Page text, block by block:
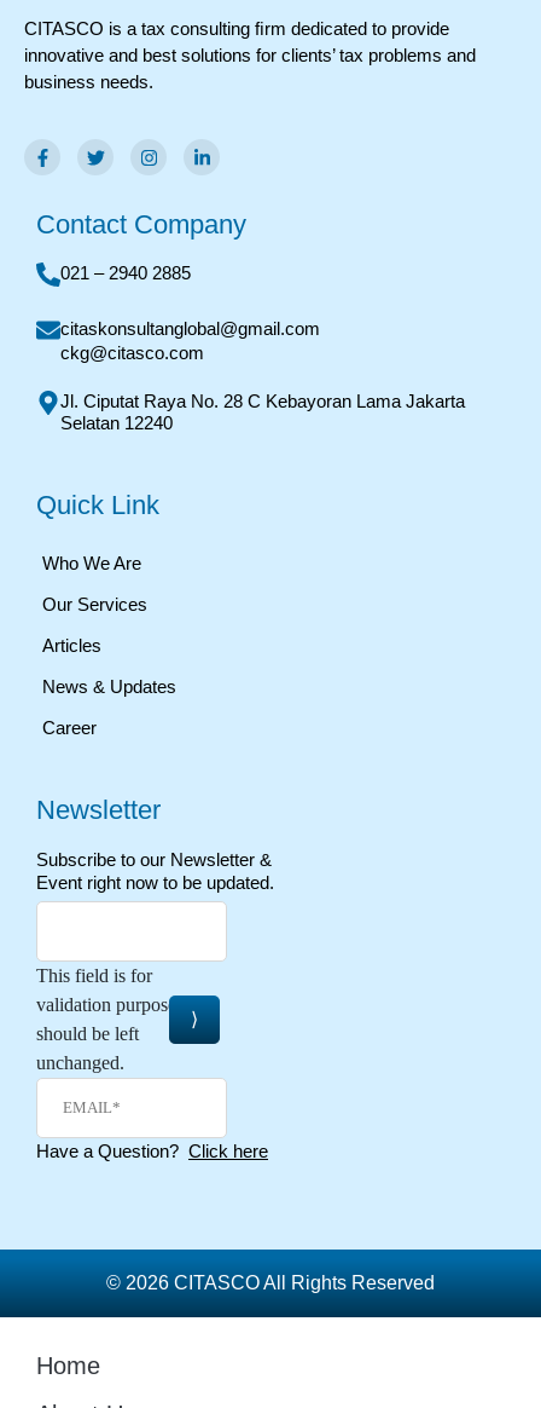
CITASCO is a tax consulting ﬁrm dedicated to provide
innovative and best solutions for clients’ tax problems and
business needs.
Contact Company
021 – 2940 2885
citaskonsultanglobal@gmail.com
ckg@citasco.com
Jl. Ciputat Raya No. 28 C Kebayoran Lama Jakarta
Selatan 12240
Quick Link
Who We Are
Our Services
Articles
News & Updates
Career
Newsletter
Subscribe to our Newsletter &
Event right now to be updated.
This field is for
validation purposes and
should be left
unchanged.
Have a Question? Click here
© 2026 CITASCO All Rights Reserved
Home